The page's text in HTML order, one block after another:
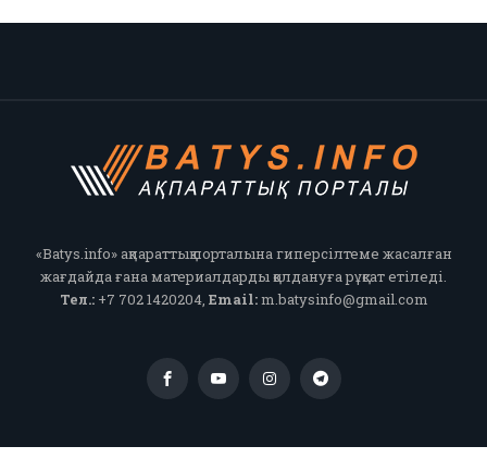
«Batys.info» ақпараттық порталына гиперсілтеме жасалған
жағдайда ғана материалдарды қолдануға рұқсат етіледі.
Тел.:+7 702 1420204, Email:m.batysinfo@gmail.com